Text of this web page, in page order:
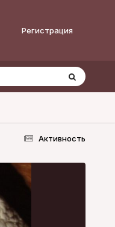
Регистрация
Активность